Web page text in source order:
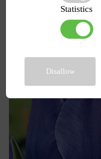
DO KOSZYKA
Statistics
Disallow